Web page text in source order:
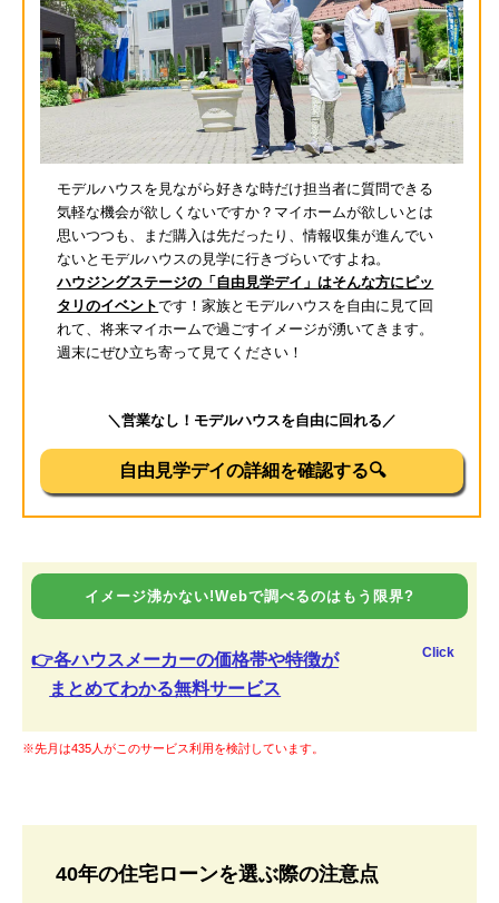
モデルハウスを見ながら好きな時だけ担当者に質問できる
気軽な機会が欲しくないですか？マイホームが欲しいとは
思いつつも、まだ購入は先だったり、情報収集が進んでい
ないとモデルハウスの見学に行きづらいですよね。
ハウジングステージの「自由見学デイ」はそんな方にピッ
タリのイベントです！家族とモデルハウスを自由に見て回
れて、将来マイホームで過ごすイメージが湧いてきます。
週末にぜひ立ち寄って見てください！
＼営業なし！モデルハウスを自由に回れる／
自由見学デイの詳細を確認する🔍
イメージ沸かない!Webで調べるのはもう限界?
👉各ハウスメーカーの価格帯や特徴が
まとめてわかる無料サービス
Click
※先月は435人がこのサービス利用を検討しています。
40年の住宅ローンを選ぶ際の注意点